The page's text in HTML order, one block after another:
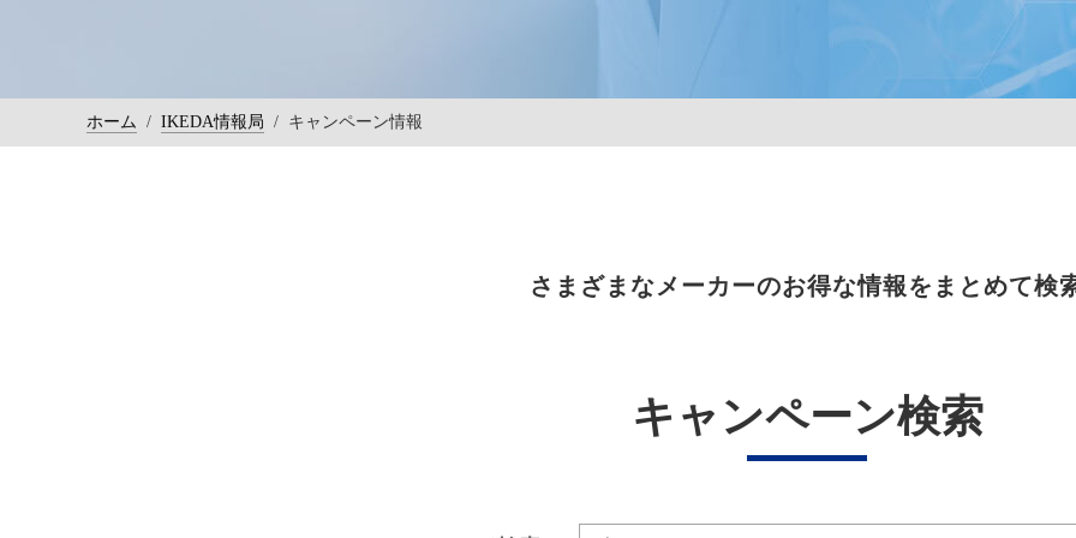
ホーム / IKEDA情報局 / キャンペーン情報
さまざまなメーカーのお得な情報をまとめて検
キャンペーン検索